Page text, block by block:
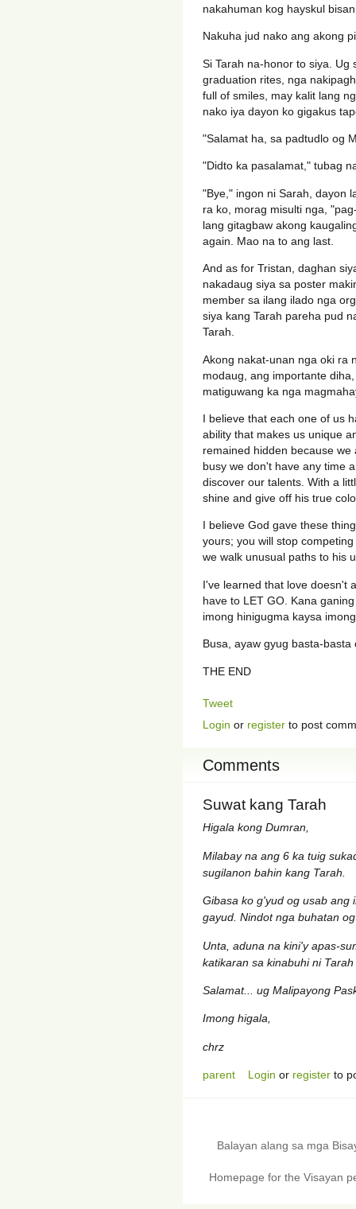
nakahuman kog hayskul
Nakuha jud nako ang akong
Si Tarah na-honor to siya.
graduation rites, nga
full of smiles, may kalit lang
nako iya dayon ko gigakus
"Salamat ha, sa padtudlo og
"Didto ka pasalamat," tubag
"Bye," ingon ni Sarah, dayon
ra ko, morag misulti nga,
lang gitagbaw akong
again. Mao na to ang last.
And as for Tristan, daghan
nakadaug siya sa poster
member sa ilang ilado nga
siya kang Tarah pareha pud
Tarah.
Akong nakat-unan nga oki ra
modaug, ang importante
matiguwang ka nga
I believe that each one of us
ability that makes us unique
remained hidden because
busy we don't have any time
discover our talents. With a
shine and give off his true
I believe God gave these
yours; you will stop
we walk unusual paths to his
I've learned that love doesn't
have to LET GO. Kana
imong hinigugma kaysa
Busa, ayaw gyug basta-basta
THE END
Tweet
Login or register to post
Comments
Suwat kang Tarah
Higala kong Dumran,
Milabay na ang 6 ka tuig
sugilanon bahin kang Tarah.
Gibasa ko g'yud og usab ang
gayud. Nindot nga buhatan
Unta, aduna na kini'y apas-
katikaran sa kinabuhi ni
Salamat... ug Malipayong
Imong higala,
chrz
parent Login or register to
Balayan alang sa mga
Homepage for the Visayan